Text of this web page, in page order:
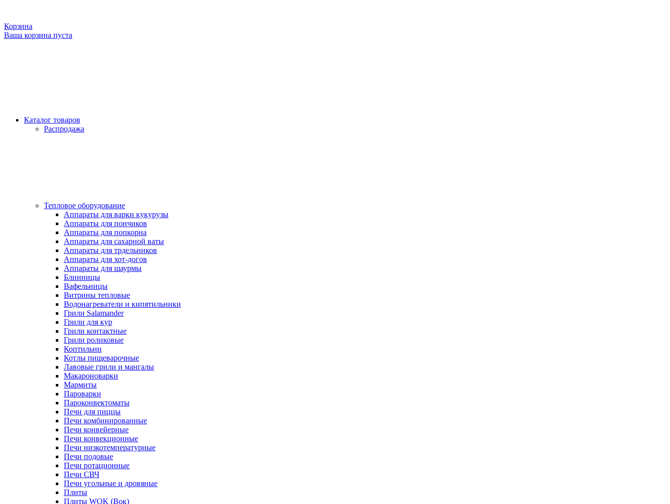
Корзина
Ваша корзина пуста
Каталог товаров
Распродажа
Тепловое оборудование
Аппараты для варки кукурузы
Аппараты для пончиков
Аппараты для попкорна
Аппараты для сахарной ваты
Аппараты для трдельников
Аппараты для хот-догов
Аппараты для шаурмы
Блинницы
Вафельницы
Витрины тепловые
Водонагреватели и кипятильники
Грили Salamander
Грили для кур
Грили контактные
Грили роликовые
Коптильни
Котлы пищеварочные
Лавовые грили и мангалы
Макароноварки
Мармиты
Пароварки
Пароконвектоматы
Печи для пиццы
Печи комбинированные
Печи конвейерные
Печи конвекционные
Печи низкотемпературные
Печи подовые
Печи ротационные
Печи СВЧ
Печи угольные и дровяные
Плиты
Плиты WOK (Вок)